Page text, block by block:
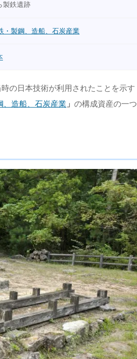
製鉄遺跡
・製鋼、造船、石炭産業
の日本技術が利用されたことを示す
造船、石炭産業 」 の構成資産の一つ